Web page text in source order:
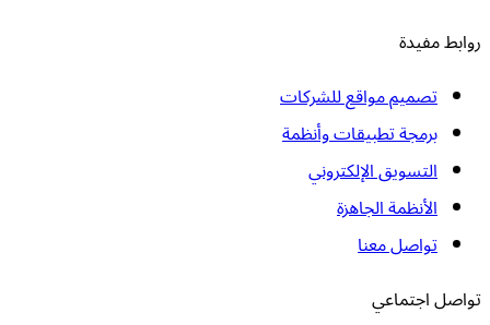
روابط مفيدة
تصميم مواقع للشركات
برمجة تطبيقات وأنظمة
التسويق الإلكتروني
الأنظمة الجاهزة
تواصل معنا
تواصل اجتماعي